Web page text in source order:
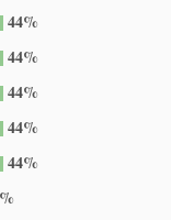
44%
44%
44%
44%
44%